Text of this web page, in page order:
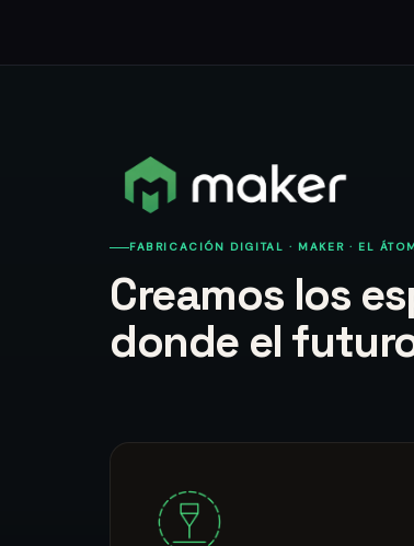
FABRICACIÓN DIGITAL · MAKER · EL
Creamos los
donde el